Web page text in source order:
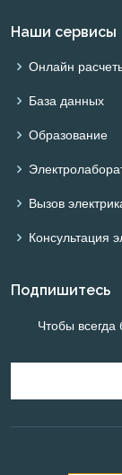
Наши сервисы
Онлайн
База данных
Образование
Вызов
Консультация
Подпишитесь
Чтобы всегда